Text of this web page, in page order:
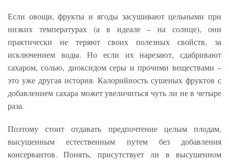
Если овощи, фрукты и ягоды засушивают цельными при
низких температурах (а в идеале – на солнце), они
практически не теряют своих полезных свойств, за
исключением воды. Но если их нарезают, сдабривают
сахаром, солью, диоксидом серы и прочими веществами –
это уже другая история. Калорийность сушеных фруктов с
добавлением сахара может увеличиться чуть ли не в четыре
раза.
Поэтому стоит отдавать предпочтение целым плодам,
высушенным естественным путем без добавления
консервантов. Понять, присутствует ли в высушенном